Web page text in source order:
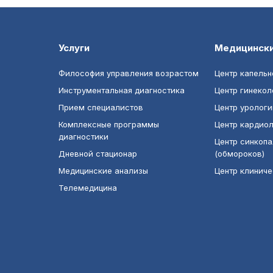
Услуги
Философия управления возрастом
Инструментальная диагностика
Прием специалистов
Комплексные программы
диагностики
Дневной стационар
Медицинские анализы
Телемедицина
Центр
Центр
Центр
Центр
Центр
(обмороков)
Центр